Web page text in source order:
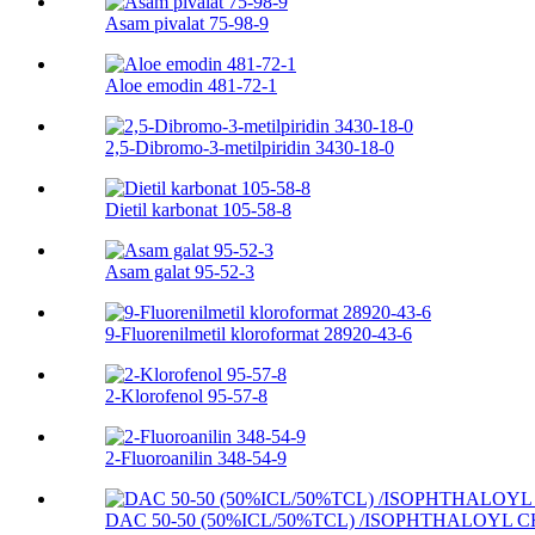
Asam pivalat 75-98-9
Aloe emodin 481-72-1
2,5-Dibromo-3-metilpiridin 3430-18-0
Dietil karbonat 105-58-8
Asam galat 95-52-3
9-Fluorenilmetil kloroformat 28920-43-6
2-Klorofenol 95-57-8
2-Fluoroanilin 348-54-9
DAC 50-50 (50%ICL/50%TCL) /ISOPHTHALOYL